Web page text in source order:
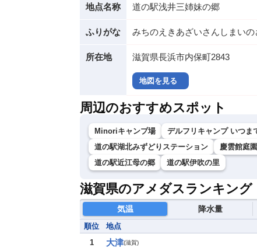
地点名称 道の駅浅井三姉妹の郷
ふりがな みちのえきあざいさんしまいの
所在地 滋賀県長浜市内保町2843
地図を見る
周辺のおすすめスポット
Minoriキャンプ場
デルフリキャンプ いつま
道の駅湖北みずどりステーション
慶雲館庭園
道の駅近江母の郷
道の駅伊吹の里
滋賀県のアメダスランキング
気温 降水量
順位 地点
1
大津(滋賀)